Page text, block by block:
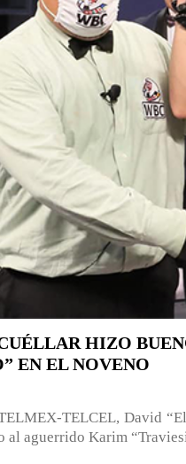
HIZO
EN EL NOVENO
TELCEL, David
al aguerrido Karim